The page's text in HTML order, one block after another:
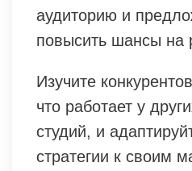
аудиторию и
повысить шансы на
Изучите
что работает у
студий, и
стратегии к своим